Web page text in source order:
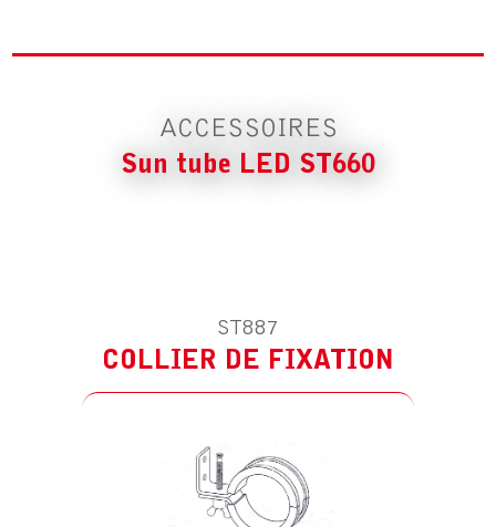
ACCESSOIRES
Sun tube LED ST660
ST887
COLLIER DE FIXATION